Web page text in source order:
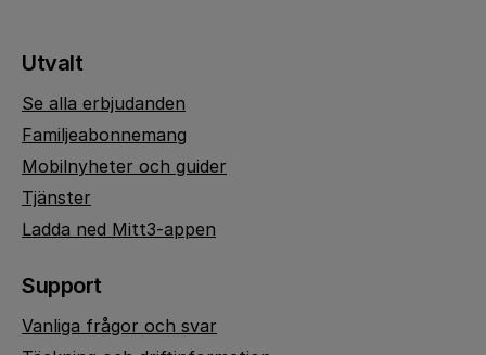
Utvalt
Se alla erbjudanden
Familjeabonnemang
Mobilnyheter och guider
Tjänster
Ladda ned Mitt3-appen
Support
Vanliga frågor och svar